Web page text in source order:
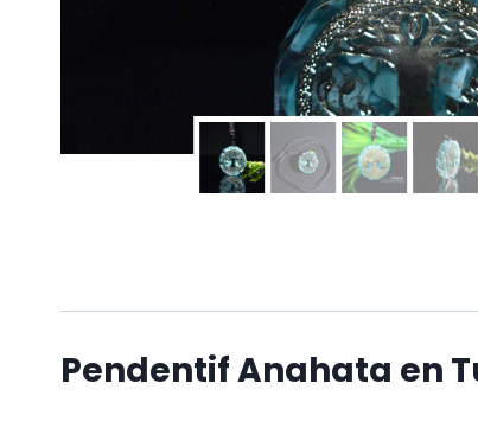
Pendentif Anahata en